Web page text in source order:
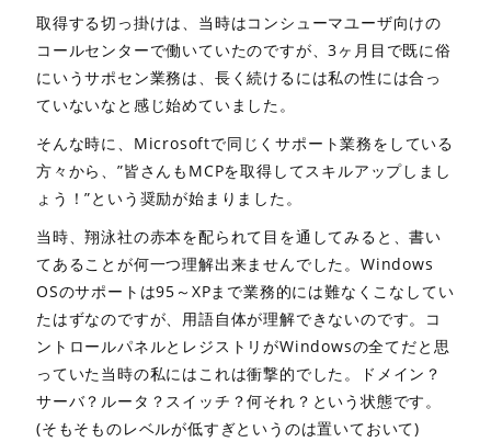
取得する切っ掛けは、当時はコンシューマユーザ向けの
コールセンターで働いていたのですが、3ヶ月目で既に俗
にいうサポセン業務は、長く続けるには私の性には合っ
ていないなと感じ始めていました。
そんな時に、Microsoftで同じくサポート業務をしている
方々から、”皆さんもMCPを取得してスキルアップしまし
ょう！”という奨励が始まりました。
当時、翔泳社の赤本を配られて目を通してみると、書い
てあることが何一つ理解出来ませんでした。Windows
OSのサポートは95～XPまで業務的には難なくこなしてい
たはずなのですが、用語自体が理解できないのです。コ
ントロールパネルとレジストリがWindowsの全てだと思
っていた当時の私にはこれは衝撃的でした。ドメイン？
サーバ？ルータ？スイッチ？何それ？という状態です。
(そもそものレベルが低すぎというのは置いておいて)